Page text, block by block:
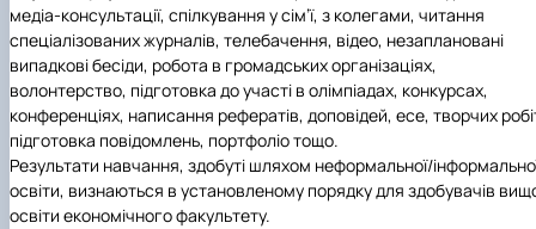
медіа-консультації, спілкування у сім’ї, з колегами, читання
спеціалізованих журналів, телебачення, відео, незаплановані
випадкові бесіди, робота в громадських організаціях,
волонтерство, підготовка до участі в олімпіадах, конкурсах,
конференціях, написання рефератів, доповідей, есе, творчих
підготовка повідомлень, портфоліо тощо.
Результати навчання, здобуті шляхом неформальної/
освіти, визнаються в установленому порядку для здобувачів
освіти економічного факультету.